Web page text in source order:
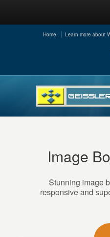
Home Learn more about
Image
Stunning image
responsive and